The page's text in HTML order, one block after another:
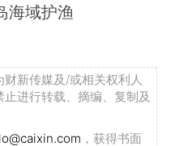
海域护渔
新传媒及/或相关权利人
进行转载、摘编、复制及
，获得书面